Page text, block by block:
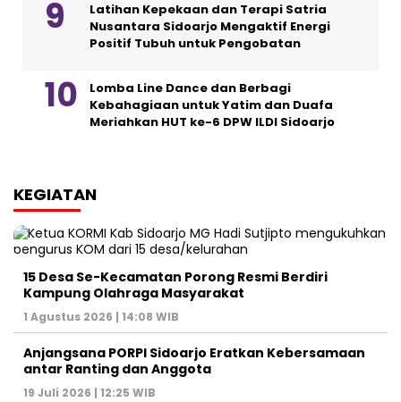
Latihan Kepekaan dan Terapi Satria
Nusantara Sidoarjo Mengaktif Energi
Positif Tubuh untuk Pengobatan
Lomba Line Dance dan Berbagi
Kebahagiaan untuk Yatim dan Duafa
Meriahkan HUT ke-6 DPW ILDI Sidoarjo
KEGIATAN
15 Desa Se-Kecamatan Porong Resmi Berdiri
Kampung Olahraga Masyarakat
1 Agustus 2026 | 14:08 WIB
Anjangsana PORPI Sidoarjo Eratkan Kebersamaan
antar Ranting dan Anggota
19 Juli 2026 | 12:25 WIB